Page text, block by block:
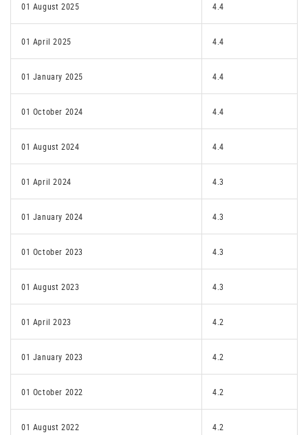
01 August 2025 4.4
01 April 2025 4.4
01 January 2025 4.4
01 October 2024 4.4
01 August 2024 4.4
01 April 2024 4.3
01 January 2024 4.3
01 October 2023 4.3
01 August 2023 4.3
01 April 2023 4.2
01 January 2023 4.2
01 October 2022 4.2
01 August 2022 4.2